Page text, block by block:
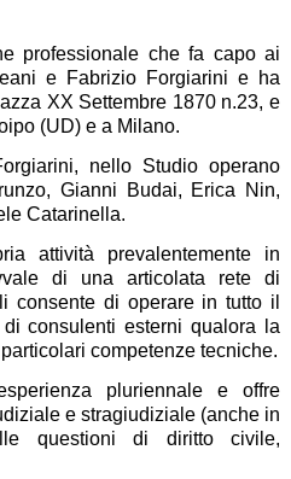
professionale che fa capo ai
e Fabrizio Forgiarini e ha
XX Settembre 1870 n.23, e
(UD) e a Milano.
nello Studio operano
Gianni Budai, Erica Nin,
Catarinella.
attività prevalentemente in
di una articolata rete di
consente di operare in tutto il
consulenti esterni qualora la
competenze tecniche.
pluriennale e offre
e stragiudiziale (anche in
questioni di diritto civile,